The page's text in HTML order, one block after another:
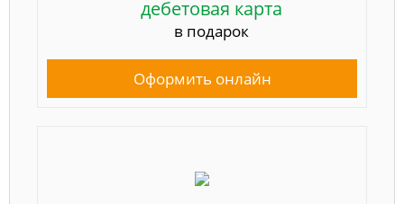
дебетовая карта
в подарок
Оформить онлайн